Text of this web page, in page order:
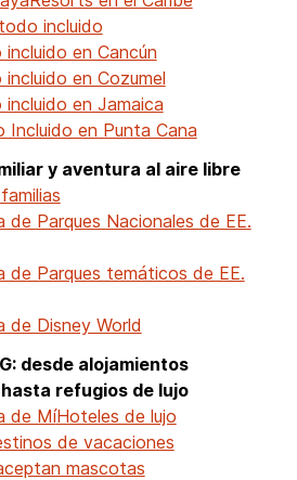
incluido
en Cancún
en Cozumel
en Jamaica
Incluido en Punta Cana
y aventura al aire libre
de Parques Nacionales de EE.
de Parques temáticos de EE.
de Disney World
desde alojamientos
refugios de lujo
de MíHoteles de lujo
de vacaciones
mascotas